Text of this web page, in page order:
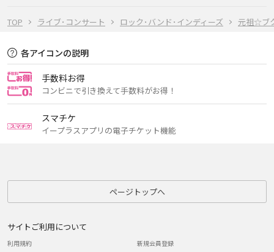
TOP ライブ･コンサート ロック･バンド･インディーズ 元祖☆ブ
各アイコンの説明
手数料お得
コンビニで引き換えて手数料がお得！
スマチケ
イープラスアプリの電子チケット機能
ページトップへ
サイトご利用について
利用規約
新規会員登録